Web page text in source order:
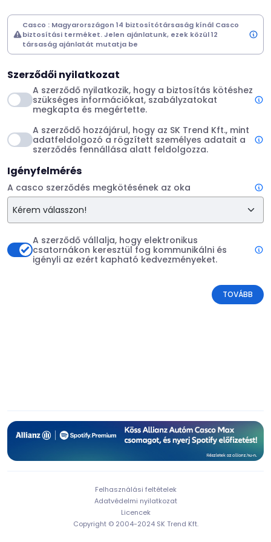
Casco : Magyarországon 14 biztosítótársaság kínál Casco
biztosítási terméket. Jelen ajánlatunk, ezek közül 12
társaság ajánlatát mutatja be
Szerződői nyilatkozat
A szerződő nyilatkozik, hogy a biztosítás kötéshez
szükséges információkat, szabályzatokat
megkapta és megértette.
A szerződő hozzájárul, hogy az SK Trend Kft., mint
adatfeldolgozó a rögzített személyes adatait a
szerződés fennállása alatt feldolgozza.
Igényfelmérés
A casco szerződés megkötésének az oka
A szerződő vállalja, hogy elektronikus
csatornákon keresztül fog kommunikálni és
igényli az ezért kapható kedvezményeket.
TOVÁBB
Felhasználási feltételek
Adatvédelmi nyilatkozat
Licencek
Copyright © 2004-2024 SK Trend Kft.